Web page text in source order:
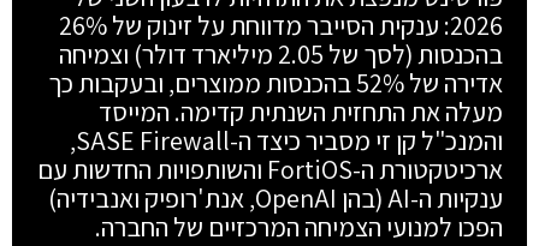
2026: ענקית הסייבר מדווחת על זינוק של 26%
בהכנסות (לסך של 2.05 מיליארד דולר) וצמיחה
אדירה של 52% בהכנסות ממוצרים, ובעקבות כך
מעלה את התחזית השנתית קדימה. המייסד
והמנכ"ל קן זי מסביר כיצד ה-SASE Firewall,
ארכיטקטורת ה-FortiOS והשותפויות החדשות עם
ענקיות ה-AI (בהן OpenAI, אנת'רופיק ואנבידיה)
הפכו למנועי הצמיחה המרכזיים של החברה.